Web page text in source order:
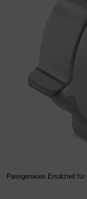
Passgenaues Ersatzteil für